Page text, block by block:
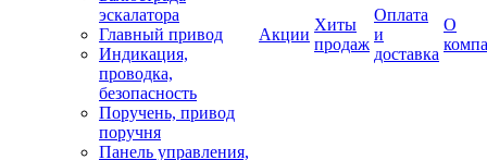
эскалатора
Главный привод
Индикация,
проводка,
безопасность
Поручень, привод
поручня
Панель управления,
Акции
Хиты
продаж
Оплата
и
доставка
О